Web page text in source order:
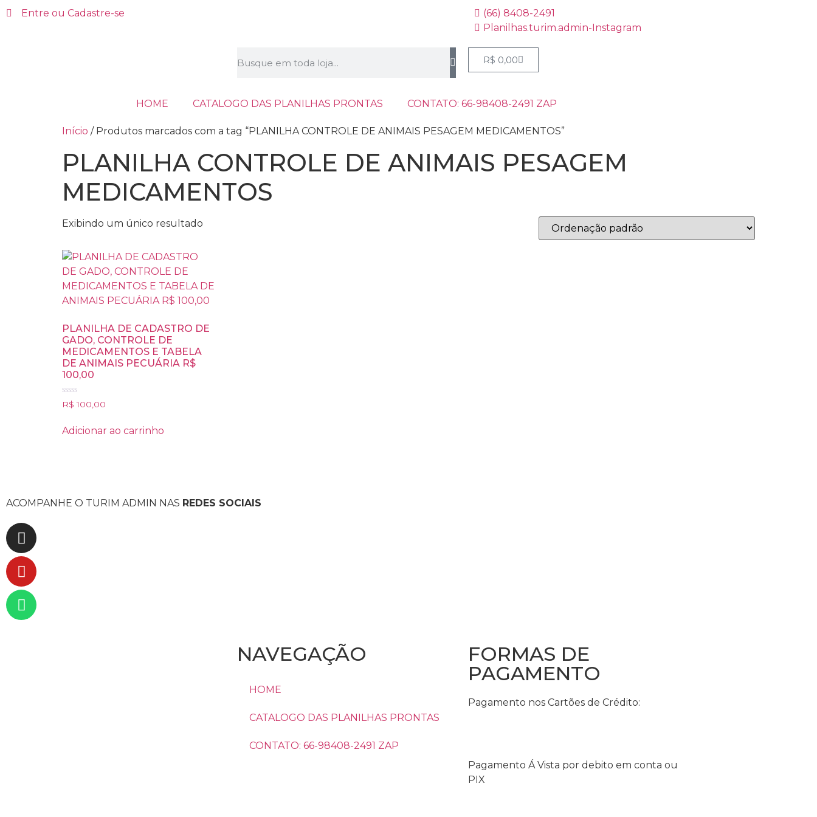
Entre ou Cadastre-se
(66) 8408-2491
Planilhas.turim.admin-Instagram
R$ 0,00
HOME CATALOGO DAS PLANILHAS PRONTAS CONTATO: 66-98408-2491 ZAP
Início / Produtos marcados com a tag “PLANILHA CONTROLE DE ANIMAIS PESAGEM MEDICAMENTOS”
PLANILHA CONTROLE DE ANIMAIS PESAGEM
MEDICAMENTOS
Exibindo um único resultado
PLANILHA DE CADASTRO DE
GADO, CONTROLE DE
MEDICAMENTOS E TABELA
DE ANIMAIS PECUÁRIA R$
100,00
Avaliação
0
5
R$ 100,00
Adicionar ao carrinho
ACOMPANHE O TURIM ADMIN NAS REDES SOCIAIS
NAVEGAÇÃO
HOME
CATALOGO DAS PLANILHAS PRONTAS
CONTATO: 66-98408-2491 ZAP
FORMAS DE
PAGAMENTO
Pagamento nos Cartões de Crédito:
Pagamento Á Vista por debito em conta ou
PIX